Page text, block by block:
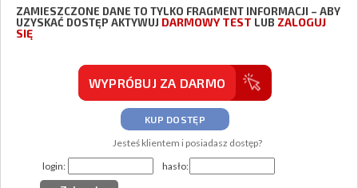
ZAMIESZCZONE DANE TO TYLKO FRAGMENT INFORMACJI – ABY
UZYSKAĆ DOSTĘP AKTYWUJ DARMOWY TEST LUB ZALOGUJ
SIĘ
WYPRÓBUJ ZA DARMO
KUP DOSTĘP
Jesteś klientem i posiadasz dostęp?
login:
hasło: